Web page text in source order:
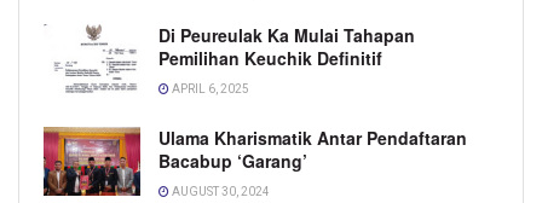
Di Peureulak Ka Mulai Tahapan
Pemilihan Keuchik Definitif
APRIL 6, 2025
Ulama Kharismatik Antar Pendaftaran
Bacabup ‘Garang’
AUGUST 30, 2024